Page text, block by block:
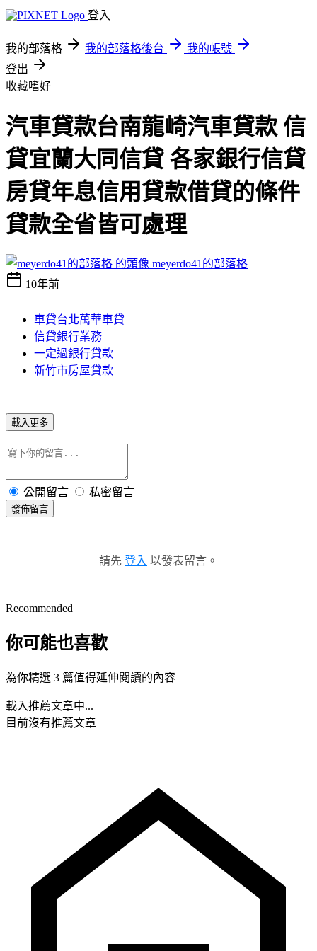
登入
我的部落格 我的部落格後台
我的帳號
登出
收藏嗜好
汽車貸款台南龍崎汽車貸款 信
貸宜蘭大同信貸 各家銀行信貸
房貸年息信用貸款借貸的條件
貸款全省皆可處理
meyerdo41的部落格
10年前
車貸台北萬華車貸
信貸銀行業務
一定過銀行貸款
新竹市房屋貸款
載入更多
公開留言 私密留言
發佈留言
請先 登入 以發表留言。
Recommended
你可能也喜歡
為你精選 3 篇值得延伸閱讀的內容
載入推薦文章中...
目前沒有推薦文章